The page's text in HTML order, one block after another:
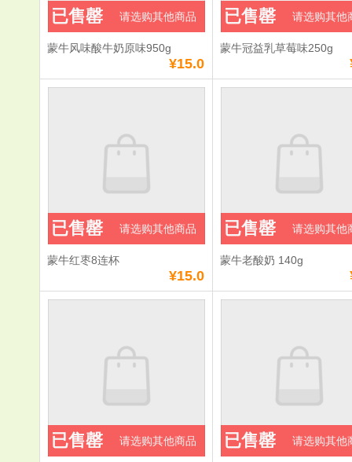
蒙牛风味酸牛奶原味950g
¥15.0
已售罄 请选购其他商品
蒙牛冠益乳草莓味250g
已售罄 请选购其他
蒙牛红枣8连杯
¥15.0
已售罄 请选购其他商品
蒙牛老酸奶 140g
已售罄 请选购其他
已售罄 请选购其他商品 已售罄 请选购其他